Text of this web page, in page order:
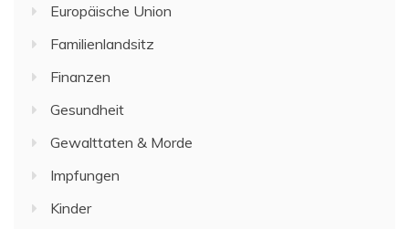
Europäische Union
Familienlandsitz
Finanzen
Gesundheit
Gewalttaten & Morde
Impfungen
Kinder